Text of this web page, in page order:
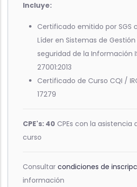
Incluye:
Certificado emitido por SGS
Líder en Sistemas de
seguridad de la Información
27001:2013
Certificado de Curso CQI /
17279
CPE's: 40 CPEs con la asistencia
curso
Consultar condiciones de
información